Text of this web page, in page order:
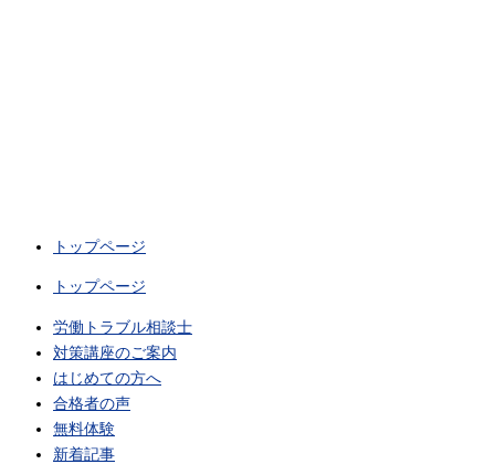
トップページ
トップページ
労働トラブル相談士
対策講座のご案内
はじめての方へ
合格者の声
無料体験
新着記事